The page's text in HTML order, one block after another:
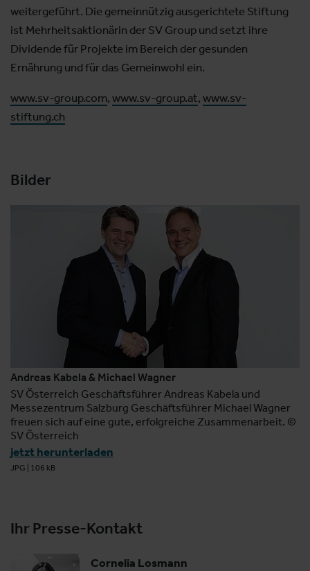
weitergeführt. Die gemeinnützig ausgerichtete Stiftung
ist Mehrheitsaktionärin der SV Group und setzt ihre
Dividende für Projekte im Bereich der gesunden
Ernährung und für das Gemeinwohl ein.
www.sv-group.com, www.sv-group.at, www.sv-
stiftung.ch
Bilder
Andreas Kabela & Michael Wagner
SV Österreich Geschäftsführer Andreas Kabela und
Messezentrum Salzburg Geschäftsführer Michael Wagner
freuen sich auf eine gute, erfolgreiche Zusammenarbeit. ©
SV Österreich
jetzt herunterladen
JPG 106 kB
Ihr Presse-Kontakt
Cornelia Losmann